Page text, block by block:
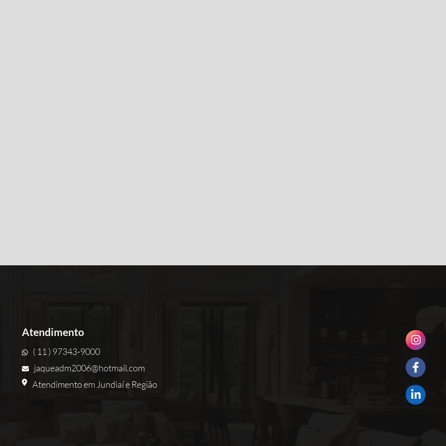
Atendimento
( 11 ) 97343-9000
jaqueadm2006@hotmail.com
Atendimento em Jundiaí e Região